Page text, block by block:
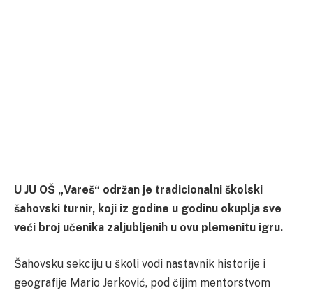
U JU OŠ „Vareš“ održan je tradicionalni školski
šahovski turnir, koji iz godine u godinu okuplja sve
veći broj učenika zaljubljenih u ovu plemenitu igru.
Šahovsku sekciju u školi vodi nastavnik historije i
geografije Mario Jerković, pod čijim mentorstvom